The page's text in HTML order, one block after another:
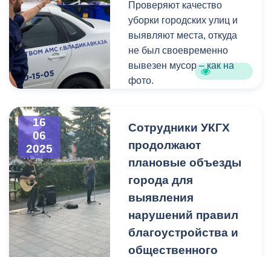
Проверяют качество
уборки городских улиц и
выявляют места, откуда
не был своевременно
вывезен мусор – как на
фото.
немедленного
устранения. Локации
ответственным.
Работаем.
16
06
2025
Сотрудники УКГХ
продолжают
плановые объезды
города для
выявления
нарушений правил
благоустройства и
общественного